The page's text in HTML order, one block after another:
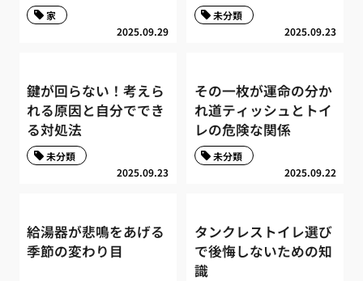
2025.09.29
家
2025.09.23
未分類
鍵が回らない！考えら
れる原因と自分ででき
る対処法
2025.09.23
未分類
その一枚が運命の分か
れ道ティッシュとトイ
レの危険な関係
2025.09.22
未分類
給湯器が悲鳴をあげる
季節の変わり目
タンクレストイレ選び
で後悔しないための知
識